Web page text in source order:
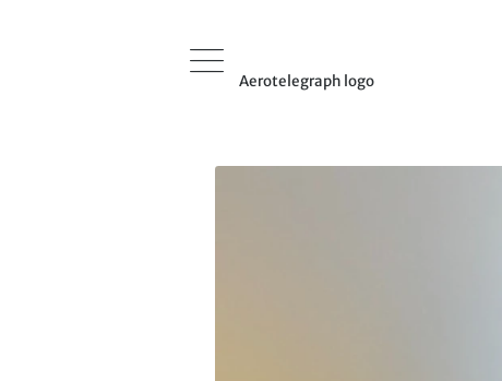
Aerotelegraph logo